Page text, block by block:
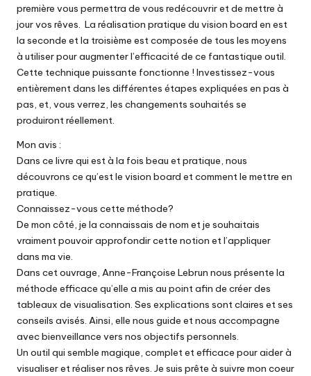
première vous permettra de vous redécouvrir et de mettre à
jour vos rêves. La réalisation pratique du vision board en est
la seconde et la troisième est composée de tous les moyens
à utiliser pour augmenter l’efficacité de ce fantastique outil.
Cette technique puissante fonctionne ! Investissez-vous
entièrement dans les différentes étapes expliquées en pas à
pas, et, vous verrez, les changements souhaités se
produiront réellement.
Mon avis :
Dans ce livre qui est à la fois beau et pratique, nous
découvrons ce qu’est le vision board et comment le mettre en
pratique.
Connaissez-vous cette méthode?
De mon côté, je la connaissais de nom et je souhaitais
vraiment pouvoir approfondir cette notion et l’appliquer
dans ma vie.
Dans cet ouvrage, Anne-Françoise Lebrun nous présente la
méthode efficace qu’elle a mis au point afin de créer des
tableaux de visualisation. Ses explications sont claires et ses
conseils avisés. Ainsi, elle nous guide et nous accompagne
avec bienveillance vers nos objectifs personnels.
Un outil qui semble magique, complet et efficace pour aider à
visualiser et réaliser nos rêves. Je suis prête à suivre mon coeur